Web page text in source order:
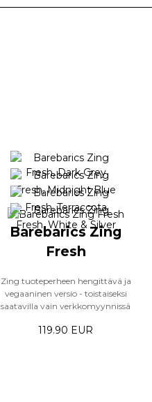
Barebarics Zing
Fresh
Zing tuoteperheen hengittävä ja
vegaaninen versio - toistaiseksi
saatavilla vain verkkomyynnissä
119.90 EUR